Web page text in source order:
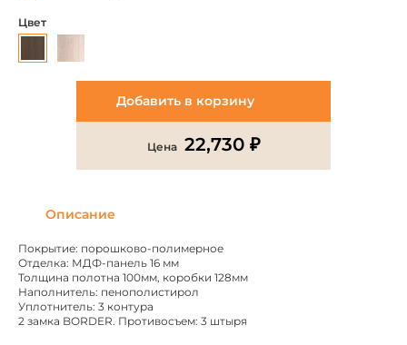
Цвет
Добавить в корзину
Цена 22,730 ₽
Описание
Покрытие: порошково-полимерное
Отделка: МДФ-панель 16 мм
Толщина полотна 100мм, коробки 128мм
Наполнитель: пенополистирол
Уплотнитель: 3 контура
2 замка BORDER. Противосъем: 3 штыря